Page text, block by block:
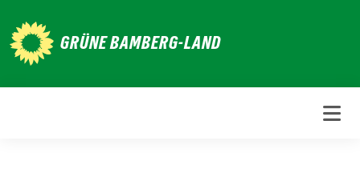
zum
Inhalt
GRÜNE BAMBERG-LAND